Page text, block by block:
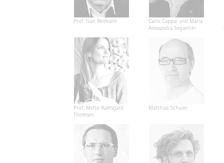
Prof. Ivan Reimann
Carlo Cappai und Maria
Alessandra Segantini
Prof. Mette Ramsgard
Thomsen
Matthias Schuler